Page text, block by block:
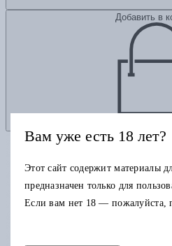
Добавить в
Вам уже есть 18 лет?
Этот сайт содержит материалы
предназначен только для
Если вам нет 18 — пожалуйста,